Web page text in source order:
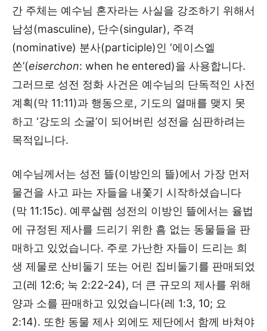
간 주체는 예수님 혼자라는 사실을 강조하기 위해서
남성(masculine), 단수(singular), 주격
(nominative) 분사(participle)인 ‘에이스엘
쏜’(eiserchon: when he entered)을 사용합니다.
그러므로 성전 정화 사건은 예수님의 단독적인 사전
계획(막 11:11)과 행동으로, 기도의 열매를 맺지 못
하고 ‘강도의 소굴’이 되어버린 성전을 심판하려는
목적입니다.
예수님께서는 성전 뜰(이방인의 뜰)에서 가장 먼저
물건을 사고 파는 자들을 내쫓기 시작하셨습니다
(막 11:15c). 예루살렘 성전의 이방인 뜰에서는 율법
에 규정된 제사를 드리기 위한 흠 없는 동물들을 판
매하고 있었습니다. 주로 가난한 자들이 드리는 희
생 제물로 산비둘기 또는 어린 집비둘기를 판매되었
고(레 12:6; 눅 2:22-24), 더 큰 규모의 제사를 위해
양과 소를 판매하고 있었습니다(레 1:3, 10; 요
2:14). 또한 동물 제사 외에도 제단에서 함께 바쳐야